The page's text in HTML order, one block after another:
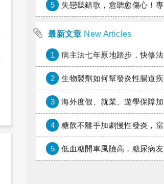
5 失戀聽錯歌，愈聽愈傷心！專家教你挑對療傷情歌
最新文章 New Articles
1 病主法七年原地踏步，快修法讓病人自主決定善終
2 生物製劑如何幫發炎性腸道疾病患者抗潰瘍？治療進展與健保給付困境一次看
3 海外度假、就業、遊學保障加倍，富邦產險「一期逐夢」專案加碼遠距醫療與緊急救援
4 糖飲不離手加劇慢性發炎，當心老化與慢性病提早報到
5 低血糖開車風險高，糖尿病友上路必學的安全守則